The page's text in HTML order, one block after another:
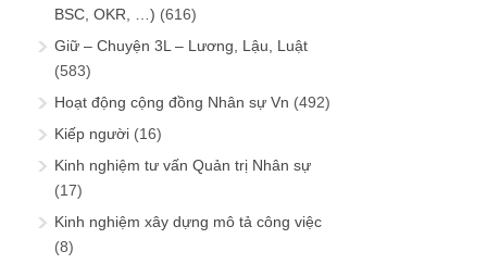
BSC, OKR, …) (616)
Giữ – Chuyện 3L – Lương, Lậu, Luật
(583)
Hoạt động cộng đồng Nhân sự Vn (492)
Kiếp người (16)
Kinh nghiệm tư vấn Quản trị Nhân sự
(17)
Kinh nghiệm xây dựng mô tả công việc
(8)